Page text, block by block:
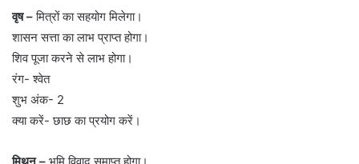
वृष –मित्रों का सहयोग मिलेगा।
शासन सत्ता का लाभ प्राप्त होगा।
शिव पूजा करने से लाभ होगा।
रंग- श्वेत
शुभ अंक- 2
क्या करें- छाछ का प्रयोग करें।